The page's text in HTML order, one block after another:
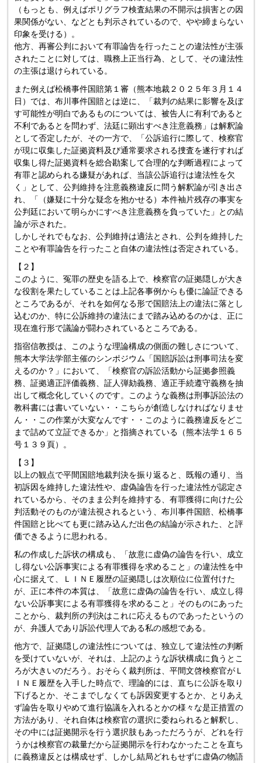
（もっとも、例えばポリグラフ検査結果の不開示は損害との因
果関係がない、などとも判示されているので、やや締まらない
印象を受ける）。
他方、再審公判において有罪論告を行ったことの違法性が主張
されたことに対しては、職務上正当行為、として、その違法性
の主張は退けられている。
また例えば松橋事件国賠第１審（熊本地裁２０２５年３月１４
日）では、布川事件国賠とは逆に、「裁判の結果に影響を及ぼ
す可能性が明白であるものについては、被告人に有利であると
不利であるとを問わず、法廷に顕出すべき注意義務」は解釈論
として否定したが、その一方で、「公訴追行に際して、検察官
が現に収集した証拠資料及び通常要求される捜査を遂行すれば
収集し得た証拠資料を総合勘案して合理的な判断過程によって
有罪と認められる嫌疑があれば、当該公訴追行は違法性を欠
く」として、公判維持を注意義務違反に問う解釈論が引き出さ
れ、「（嫌疑に十分な疑念を抱かせる）本件袖片残存の事実を
公判廷において明らかにすべき注意義務を負っていた」との結
論が示された。
しかしそれでもなお、公判維持は適法とされ、公判を維持した
ことや有罪論告を行ったこと自体の違法性は否定されている。
【２】
このように、冤罪の歴史を語る上で、検察官の証拠隠しが大き
な役割を果たしていることは上記各事例からも優に論証できる
ところであるが、それを如何なる形で国賠法上の違法に落とし
込むのか、特に公訴維持の違法にまで踏み込めるのかは、正に
現在進行形で議論が闘わされているところである。
指宿信教授は、このような理論構成の側面の難しさについて、
熊本大学法学部主催のシンポジウム「国賠訴訟は刑事司法を変
えるのか？」において、「検察官の訴訟活動から証拠参照義
務、証拠適正評価義務、証人弾劾義務、適正手続遵守義務を抽
出して概念化していくのです。このような義務は刑事訴訟法の
教科書には書いていない・・こちらが創造しなければなりませ
ん・・この作業が大変なんです・・このように義務違反をどこ
まで詰めて立証できるか」と指摘されている（熊本法学１６５
号１３９頁）。
【３】
以上の観点で平間国賠地裁判決を振り返ると、既報の通り、当
初訴因を維持した違法性や、虚偽論告を行った違法性が認定さ
れているから、そのまま公判を維持する、有罪獲得に向けた公
判活動そのものが違法視されるという、布川事件国賠、松橋事
件国賠と比べても更に踏み込んだ出色の結論が示された、と評
価できるように思われる。
私の作成した訴状の構成も、「故意に虚偽の論告を行い、成立
し得ない公訴事実による有罪獲得を求めること」の違法性を中
心に据えて、ＬＩＮＥ履歴の証拠隠しは次順位に位置付けた
が、正に本件の本質は、「故意に虚偽の論告を行い、成立し得
ない公訴事実による有罪獲得を求めること」そのものにあった
ことから、裁判所の判決はこれに応えるものであったというの
が、弁護人であり訴訟代理人である私の感想である。
他方で、証拠隠しの違法性については、独立して違法性の判断
を受けていないが、それは、上記のような訴状構成に負うとこ
ろが大きいのだろう。おそらく裁判所は、平間文啓検察官がＬ
ＩＮＥ履歴を入手した時点で、理論的には、直ちに公訴を取り
下げるとか、そこまでしなくても訴因変更するとか、とりあえ
ず論告を取りやめて進行協議を入れるとかの様々な是正措置の
方法があり、それ自体は検察官の選択に委ねられると解釈し、
その中には証拠開示を行う選択肢もあっただろうが、どれを行
うかは検察官の裁量だから証拠開示を行わなかったことを直ち
に義務違反とは構成せず、しかし結局どれもせずに虚偽の物語